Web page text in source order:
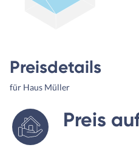
Preisdetails
für Haus Müller
Preis